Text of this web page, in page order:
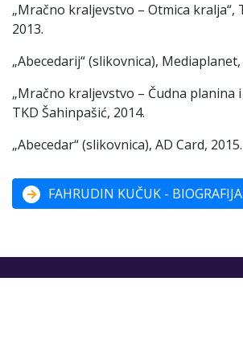
„Mračno kraljevstvo – Otmica kralja“,
2013.
„Abecedarij“ (slikovnica), Mediaplanet,
„Mračno kraljevstvo – Čudna planina
TKD Šahinpašić, 2014.
„Abecedar“ (slikovnica), AD Card, 2015.
FAHRUDIN KUČUK - BIOGRAFIJA